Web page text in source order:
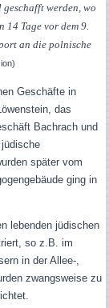
werden, wo
14 Tage vor dem 9.
an die polnische
Geschäfte in
das
Bachrach und
später vom
ging in
lebenden jüdischen
so z.B. im
in der Allee-,
zwangsweise zu